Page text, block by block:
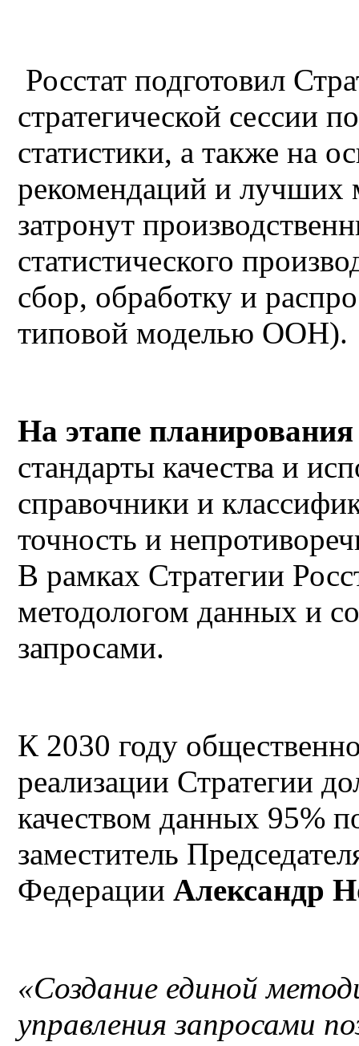
Росстат подготовил
стратегической сессии
статистики, а также на
рекомендаций и лучших
затронут
статистического
сбор, обработку и
типовой моделью ООН).
На этапе планирования
стандарты качества и
справочники и
точность и
В рамках Стратегии
методологом данных и
запросами.
К 2030 году
реализации Стратегии
качеством данных 95%
заместитель
ФедерацииАлександр
«Создание единой
управления запросами